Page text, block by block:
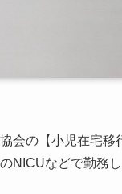
会の【小児在宅
NICUなどで勤務